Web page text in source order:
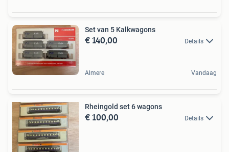
Set van 5 Kalkwagons
€ 140,00 Details
Almere Vandaag
Rheingold set 6 wagons
€ 100,00 Details